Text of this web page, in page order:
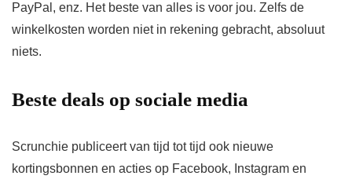
PayPal, enz. Het beste van alles is voor jou. Zelfs de
winkelkosten worden niet in rekening gebracht, absoluut
niets.
Beste deals op sociale media
Scrunchie publiceert van tijd tot tijd ook nieuwe
kortingsbonnen en acties op Facebook, Instagram en